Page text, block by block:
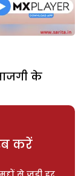
के
करें